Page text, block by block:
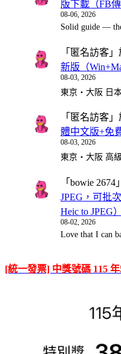
版下載（FB傳
08-06, 2026
Solid guide —
「 匿名訪客
新版（
08-03, 2026
東京・大阪 日
「 匿名訪客
體中文版+免
08-03, 2026
東京・大阪 高
「 bowie 2674
JPEG，可批
Heic to JPEG）
08-02, 2026
Love that I can
[統一發票] 中獎號碼 115 年